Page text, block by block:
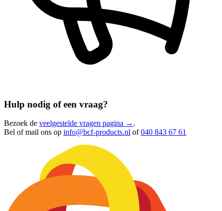
Hulp nodig of een vraag?
Bezoek de veelgestelde vragen pagina → .
Bel of mail ons op info@bcf-products.nl of040 843 67 61